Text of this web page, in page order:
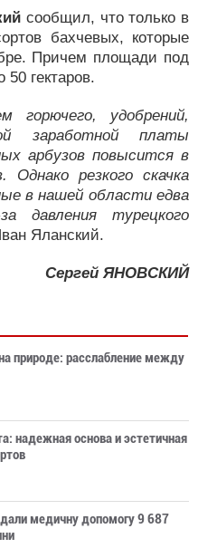
сообщил, что только в
бахчевых, которые
Причем площади под
гектаров.
горючего, удобрений,
заработной платы
арбузов повысится в
резкого скачка
в нашей области едва
давления турецкого
Яланский.
Сергей ЯНОВСКИЙ
природе: расслабление между
надежная основа и эстетичная
медичну допомогу 9 687